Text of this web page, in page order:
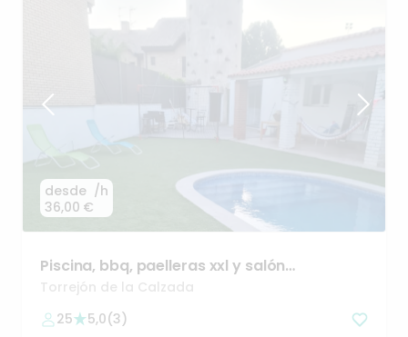
desde
36,00 €
/h
Piscina​,​ bbq​,​ paelleras xxl y salón
multijuegos ✨
Torrejón de la Calzada
25
5,0(3)